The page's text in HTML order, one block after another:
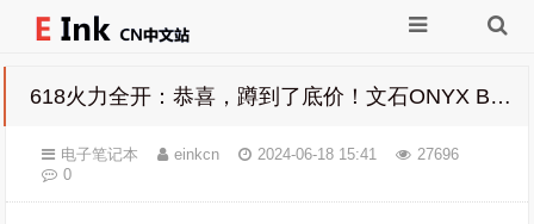
618火力全开：恭喜，蹲到了底价！文石ONYX BOOX品牌特价
电子笔记本 einkcn 2024-06-18 15:41
27696
0